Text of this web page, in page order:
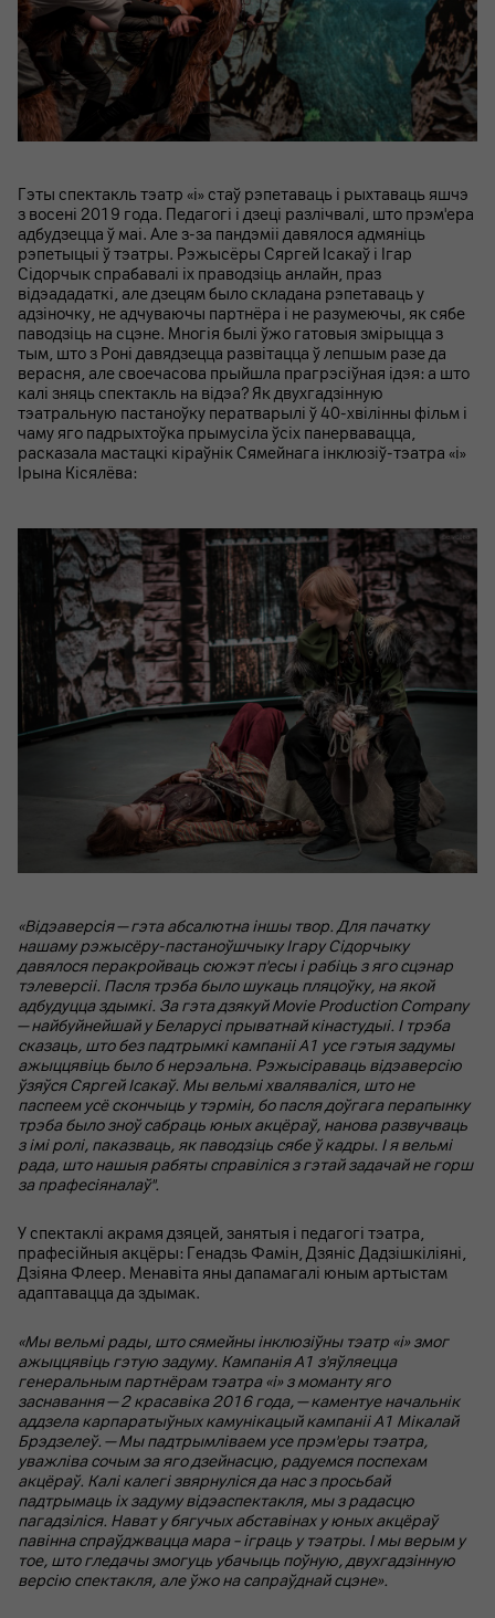
Гэты спектакль тэатр «i» стаў рэпетаваць і рыхтаваць яшчэ
з восені 2019 года. Педагогі і дзеці разлічвалі, што прэм'ера
адбудзецца ў маі. Але з-за пандэміі давялося адмяніць
рэпетыцыі ў тэатры. Рэжысёры Сяргей Ісакаў і Ігар
Сідорчык спрабавалі іх праводзіць анлайн, праз
відэададаткі, але дзецям было складана рэпетаваць у
адзіночку, не адчуваючы партнёра і не разумеючы, як сябе
паводзіць на сцэне. Многія былі ўжо гатовыя змірыцца з
тым, што з Роні давядзецца развітацца ў лепшым разе да
верасня, але своечасова прыйшла прагрэсіўная ідэя: а што
калі зняць спектакль на відэа? Як двухгадзінную
тэатральную пастаноўку ператварылі ў 40-хвілінны фільм і
чаму яго падрыхтоўка прымусіла ўсіх панервавацца,
расказала мастацкі кіраўнік Сямейнага інклюзіў-тэатра «і»
Ірына Кісялёва:
«Відэаверсія — гэта абсалютна іншы твор. Для пачатку
нашаму рэжысёру-пастаноўшчыку Ігару Сідорчыку
давялося перакройваць сюжэт п'есы і рабіць з яго сцэнар
тэлеверсіі. Пасля трэба было шукаць пляцоўку, на якой
адбудуцца здымкі. За гэта дзякуй Movie Production Company
— найбуйнейшай у Беларусі прыватнай кінастудыі. І трэба
сказаць, што без падтрымкі кампаніі А1 усе гэтыя задумы
ажыццявіць было б нерэальна. Рэжысіраваць відэаверсію
ўзяўся Сяргей Ісакаў. Мы вельмі хваляваліся, што не
паспеем усё скончыць у тэрмін, бо пасля доўгага перапынку
трэба было зноў сабраць юных акцёраў, нанова развучваць
з імі ролі, паказваць, як паводзіць сябе ў кадры. І я вельмі
рада, што нашыя рабяты справіліся з гэтай задачай не горш
за прафесіяналаў".
У спектаклі акрамя дзяцей, занятыя і педагогі тэатра,
прафесійныя акцёры: Генадзь Фамін, Дзяніс Дадзішкіліяні,
Дзіяна Флеер. Менавіта яны дапамагалі юным артыстам
адаптавацца да здымак.
«Мы вельмі рады, што сямейны інклюзіўны тэатр «і» змог
ажыццявіць гэтую задуму. Кампанія А1 з'яўляецца
генеральным партнёрам тэатра «i» з моманту яго
заснавання — 2 красавіка 2016 года, — каментуе начальнік
аддзела карпаратыўных камунікацый кампаніі А1 Мікалай
Брэдзелеў. — Мы падтрымліваем усе прэм'еры тэатра,
уважліва сочым за яго дзейнасцю, радуемся поспехам
акцёраў. Калі калегі звярнуліся да нас з просьбай
падтрымаць іх задуму відэаспектакля, мы з радасцю
пагадзіліся. Нават у бягучых абставінах у юных акцёраў
павінна спраўджвацца мара – іграць у тэатры. І мы верым у
тое, што гледачы змогуць убачыць поўную, двухгадзінную
версію спектакля, але ўжо на сапраўднай сцэне».